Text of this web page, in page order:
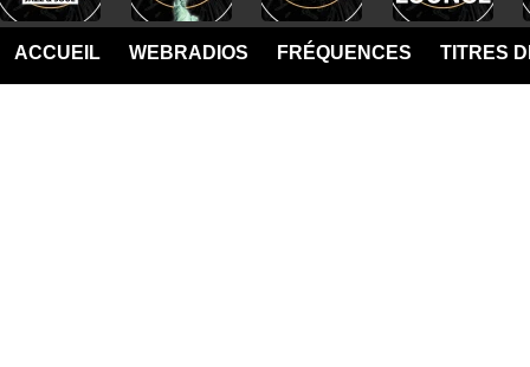
ACCUEIL WEBRADIOS FRÉQUENCES TITRES